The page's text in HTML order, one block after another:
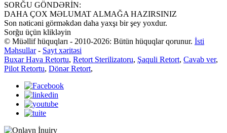
SORĞU GÖNDƏRİN:
DAHA ÇOX MƏLUMAT ALMAĞA HAZIRSINIZ
Son nəticəni görməkdən daha yaxşı bir şey yoxdur.
Sorğu üçün klikləyin
© Müəllif hüquqları - 2010-2026: Bütün hüquqlar qorunur. İsti
Məhsullar- Sayt xəritəsi
Buxar Hava Retortu, Retort Sterilizatoru, Şaquli Retort, Cavab ver,
Pilot Retortu, Dönər Retort,